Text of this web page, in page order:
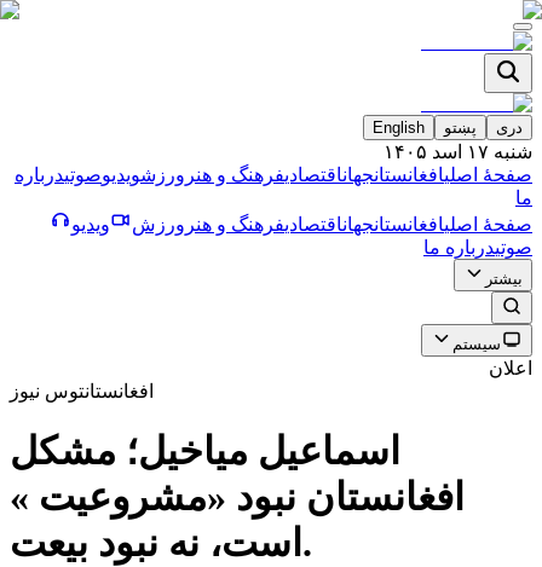
دری پښتو English
شنبه ۱۷ اسد ۱۴۰۵
صفحۀ اصلیافغانستانجهاناقتصادیفرهنگ و هنر ورزشویدیوصوتیدرباره
ما
صفحۀ اصلیافغانستانجهاناقتصادیفرهنگ و هنر ورزش
ویدیو
صوتیدرباره ما
بیشتر
سیستم
اعلان
افغانستانتوس نیوز
اسماعيل مياخيل؛ مشكل
افغانستان نبود «مشروعيت »
است، نه نبود بيعت.